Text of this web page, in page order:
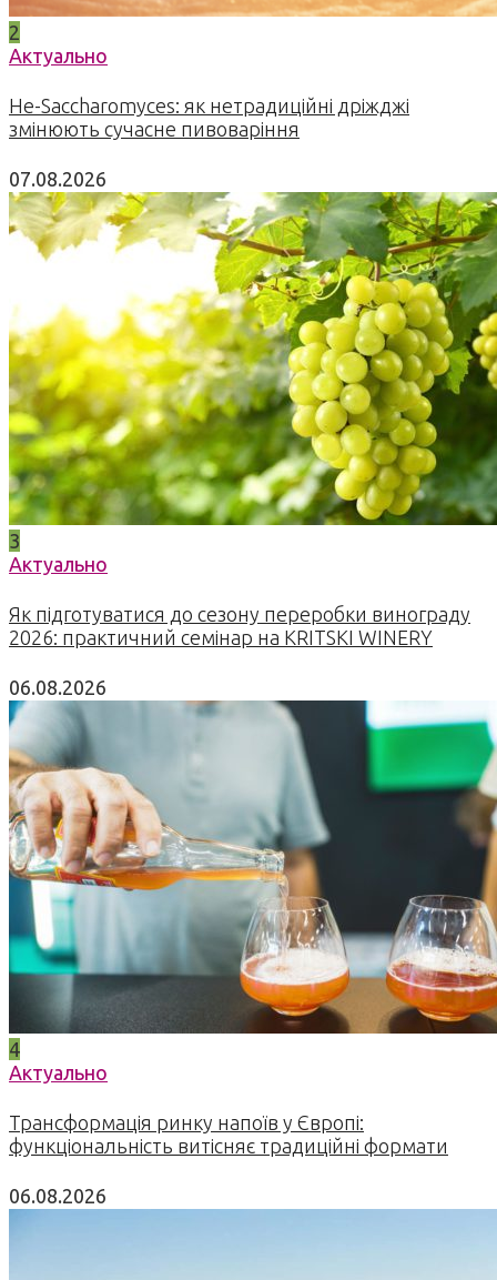
2
Актуально
Не-Saccharomyces: як нетрадиційні дріжджі
змінюють сучасне пивоваріння
07.08.2026
3
Актуально
Як підготуватися до сезону переробки винограду
2026: практичний семінар на KRITSKI WINERY
06.08.2026
4
Актуально
Трансформація ринку напоїв у Європі:
функціональність витісняє традиційні формати
06.08.2026